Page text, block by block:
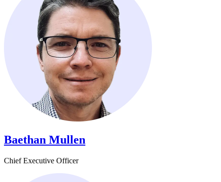
Baethan Mullen​​​​‌ ‍ ​‍​‍‌‍ ‌ ​‍‌‍‍‌‌‍‌ ‌‍‍‌‌‍ ‍​‍​‍​ ‍‍​‍​‍‌ ​ ‌‍​‌‌‍ ‍‌‍‍‌‌ ‌​‌ ‍‌​‍ ‍‌‍‍‌‌‍ ​‍​‍​‍ ​​‍​‍‌‍‍​‌ ​‍‌‍‌‌‌‍‌‍​‍​‍​ ‍‍​‍​‍‌‍‍​‌ ‌​‌ ‌​‌ ​​​ ‍‍​‍ ​‍ ‌‍ ​‌‍ ‌‍​ ‌‍​‌‌‍ ​‌‍‍​‌‍ ‌ ​ ‌ ‌​​ ‍‍​ ​ ​ ​ ​ ​ ​ ​ ​‍ ‌‍‍‌‌‍ ‍‌ ‌​‌‍‌‌‌‍ ‍‌ ‌​​‍ ‌‍‌‌‌‍‌​‌‍‍‌‌ ‌​​‍ ‌‍ ‌‌‍ ‌‍‌​‌‍‌‌​ ‌‌ ​​‌ ​‍‌‍‌‌‌ ​ ‌‍‌‌‌‍ ‍‌ ‌​‌‍​‌‌ ‌​‌‍‍‌‌‍ ‌‍ ‍​ ‍ ‌‍‍‌‌‍‌​​ ‌​ ​‍‌‍​‍​ ‌​​ ​‌​ ​‍‌‍​‍‌‍​‌‌‍​‌​‍ ‌​ ‍​​ ​​​ ‍‌​ ​‍​‍ ‌​ ‌​‌‍​‍​ ‍​​ ‌ ​‍ ‌‌‍​‍‌‍‌​‌‍‌‌​ ‌‌​‍ ‌​ ​ ‌‍‌​‌‍​‌​ ‌​​ ‌‌​ ​‍​ ‍​​ ‍‌​ ‍‌​ ​ ​ ​ ​ ‍‌​ ‍ ‌ ‌​‌ ‍‌‌ ​​‌‍‌‌​ ‌‌‍​‌‌ ‌‌‌ ‌​‌‍‍​‌‍ ‌ ​‍​ ‍ ‌ ​​‌‍​‌‌ ‌​‌‍‍​​ ‌‌‍ ‍‌‍​‌‌‍ ‌‌‍‌‌​ ‌‍​‍‌‍​‌‌ ​ ‌‍‌‌‌‌‌‌‌ ​‍‌‍ ​​ ‌‌‍‍​‌ ‌​‌ ‌​‌ ​​​‍‌‌​ ​ ‌​​‌​‍‌‌​ ​‍‌​‌‍​‍‌‌​ ​‍‌​‌‍‌‍ ​‌‍ ‌‍​ ‌‍​‌‌‍ ​‌‍‍​‌‍ ‌ ​ ‌ ‌​​‍‌‌​ ​ ‌​​‌​ ​ ​ ​ ​ ​ ​ ​ ​‍‌‍‌‍‍‌‌‍‌​​ ‌​ ​‍‌‍​‍​ ‌​​ ​‌​ ​‍‌‍​‍‌‍​‌‌‍​‌​‍ ‌​ ‍​​ ​​​ ‍‌​ ​‍​‍ ‌​ ‌​‌‍​‍​ ‍​​ ‌ ​‍ ‌‌‍​‍‌‍‌​‌‍‌‌​ ‌‌​‍ ‌​ ​ ‌‍‌​‌‍​‌​ ‌​​ ‌‌​ ​‍​ ‍​​ ‍‌​ ‍‌​ ​ ​ ​ ​ ‍‌​‍‌‍‌ ‌​‌ ‍‌‌ ​​‌‍‌‌​ ‌‌‍​‌‌ ‌‌‌ ‌​‌‍‍​‌‍ ‌ ​‍​‍‌‍‌ ​​‌‍​‌‌ ‌​‌‍‍​​ ‌‌‍ ‍‌‍​‌‌‍ ‌‌‍‌‌​‍‌‍‌ ​​‌‍‌‌‌ ​‍‌ ​ ‌ ​​‌‍‌‌‌‍​ ‌ ‌​‌‍‍‌‌ ‌‍‌‍‌‌​ ‌‌ ​​‌ ‌‌‌‍​‍‌‍ ​‌‍‍‌‌ ​ ‌‍‍​‌‍‌‌‌‍‌​​‍​‍‌ ‌
Chief Executive Officer​​​​‌ ‍ ​‍​‍‌‍ ‌ ​‍‌‍‍‌‌‍‌ ‌‍‍‌‌‍ ‍​‍​‍​ ‍‍​‍​‍‌ ​ ‌‍​‌‌‍ ‍‌‍‍‌‌ ‌​‌ ‍‌​‍ ‍‌‍‍‌‌‍ ​‍​‍​‍ ​​‍​‍‌‍‍​‌ ​‍‌‍‌‌‌‍‌‍​‍​‍​ ‍‍​‍​‍‌‍‍​‌ ‌​‌ ‌​‌ ​​​ ‍‍​‍ ​‍ ‌‍ ​‌‍ ‌‍​ ‌‍​‌‌‍ ​‌‍‍​‌‍ ‌ ​ ‌ ‌​​ ‍‍​ ​ ​ ​ ​ ​ ​ ​ ​‍ ‌‍‍‌‌‍ ‍‌ ‌​‌‍‌‌‌‍ ‍‌ ‌​​‍ ‌‍‌‌‌‍‌​‌‍‍‌‌ ‌​​‍ ‌‍ ‌‌‍ ‌‍‌​‌‍‌‌​ ‌‌ ​​‌ ​‍‌‍‌‌‌ ​ ‌‍‌‌‌‍ ‍‌ ‌​‌‍​‌‌ ‌​‌‍‍‌‌‍ ‌‍ ‍​ ‍ ‌‍‍‌‌‍‌​​ ‌​ ​‍‌‍​‍​ ‌​​ ​‌​ ​‍‌‍​‍‌‍​‌‌‍​‌​‍ ‌​ ‍​​ ​​​ ‍‌​ ​‍​‍ ‌​ ‌​‌‍​‍​ ‍​​ ‌ ​‍ ‌‌‍​‍‌‍‌​‌‍‌‌​ ‌‌​‍ ‌​ ​ ‌‍‌​‌‍​‌​ ‌​​ ‌‌​ ​‍​ ‍​​ ‍‌​ ‍‌​ ​ ​ ​ ​ ‍‌​ ‍ ‌ ‌​‌ ‍‌‌ ​​‌‍‌‌​ ‌‌‍​‌‌ ‌‌‌ ‌​‌‍‍​‌‍ ‌ ​‍​ ‍ ‌ ​​‌‍​‌‌ ‌​‌‍‍​​ ‌‌ ‌​‌‍‍‌‌ ‌​‌‍ ​‌‍‌‌​ ‌‍​‍‌‍​‌‌ ​ ‌‍‌‌‌‌‌‌‌ ​‍‌‍ ​​ ‌‌‍‍​‌ ‌​‌ ‌​‌ ​​​‍‌‌​ ​ ‌​​‌​‍‌‌​ ​‍‌​‌‍​‍‌‌​ ​‍‌​‌‍‌‍ ​‌‍ ‌‍​ ‌‍​‌‌‍ ​‌‍‍​‌‍ ‌ ​ ‌ ‌​​‍‌‌​ ​ ‌​​‌​ ​ ​ ​ ​ ​ ​ ​ ​‍‌‍‌‍‍‌‌‍‌​​ ‌​ ​‍‌‍​‍​ ‌​​ ​‌​ ​‍‌‍​‍‌‍​‌‌‍​‌​‍ ‌​ ‍​​ ​​​ ‍‌​ ​‍​‍ ‌​ ‌​‌‍​‍​ ‍​​ ‌ ​‍ ‌‌‍​‍‌‍‌​‌‍‌‌​ ‌‌​‍ ‌​ ​ ‌‍‌​‌‍​‌​ ‌​​ ‌‌​ ​‍​ ‍​​ ‍‌​ ‍‌​ ​ ​ ​ ​ ‍‌​‍‌‍‌ ‌​‌ ‍‌‌ ​​‌‍‌‌​ ‌‌‍​‌‌ ‌‌‌ ‌​‌‍‍​‌‍ ‌ ​‍​‍‌‍‌ ​​‌‍​‌‌ ‌​‌‍‍​​ ‌‌ ‌​‌‍‍‌‌ ‌​‌‍ ​‌‍‌‌​‍‌‍‌ ​​‌‍‌‌‌ ​‍‌ ​ ‌ ​​‌‍‌‌‌‍​ ‌ ‌​‌‍‍‌‌ ‌‍‌‍‌‌​ ‌‌ ​​‌ ‌‌‌‍​‍‌‍ ​‌‍‍‌‌ ​ ‌‍‍​‌‍‌‌‌‍‌​​‍​‍‌ ‌